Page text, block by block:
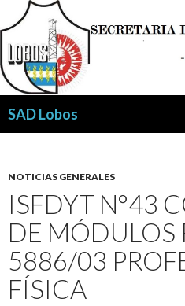
SAD Lobos
NOTICIAS GENERALES
ISFDYT N°43
DE MÓDULOS
5886/03
FÍSICA